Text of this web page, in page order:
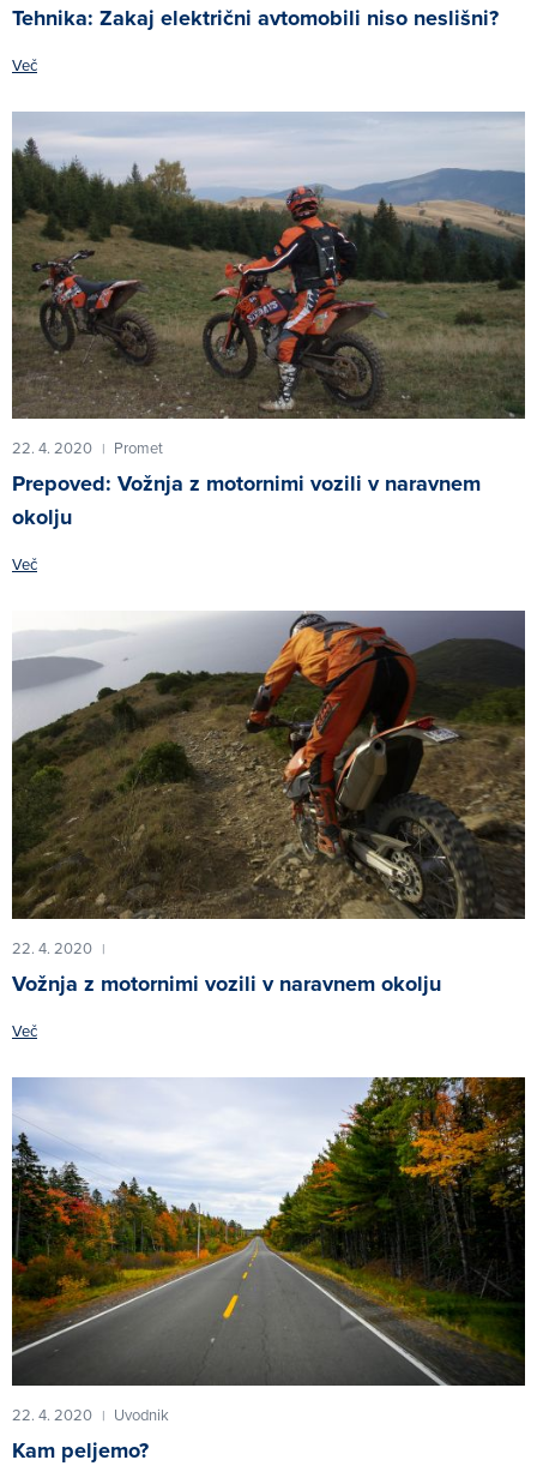
Tehnika: Zakaj električni avtomobili niso neslišni?
Več
22. 4. 2020 | Promet
Prepoved: Vožnja z motornimi vozili v naravnem
okolju
Več
22. 4. 2020 |
Vožnja z motornimi vozili v naravnem okolju
Več
22. 4. 2020 | Uvodnik
Kam peljemo?